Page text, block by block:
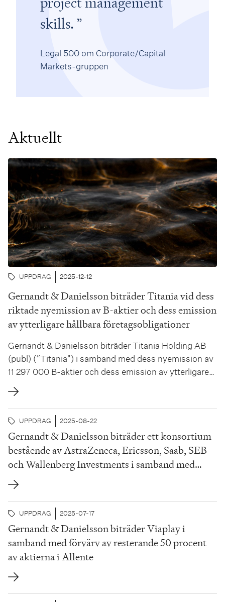
skills.
Legal 500 om Corporate/Capital
Markets-gruppen
Aktuellt
UPPDRAG 2025-12-12
Gernandt & Danielsson biträder Titania vid dess
riktade nyemission av B-aktier och dess emission
av ytterligare hållbara företagsobligationer
Gernandt & Danielsson biträder Titania Holding AB
(publ) (“Titania") i samband med dess nyemission av
11 297 000 B-aktier och dess emission av ytterligare
hållbara företagsobligationer om totalt 225 miljoner
kronor inom dess befintliga ramverk om 1 000
miljoner kronor. Titania kommer ansöka om
upptagande till handel av de ytterligare obligationerna
på...
UPPDRAG 2025-08-22
Gernandt & Danielsson biträder ett konsortium
bestående av AstraZeneca, Ericsson, Saab, SEB
och Wallenberg Investments i samband med
etableringen av en avancerad AI-infrastruktur för
svenska företag
UPPDRAG 2025-07-17
Gernandt & Danielsson biträder Viaplay i
samband med förvärv av resterande 50 procent
av aktierna i Allente